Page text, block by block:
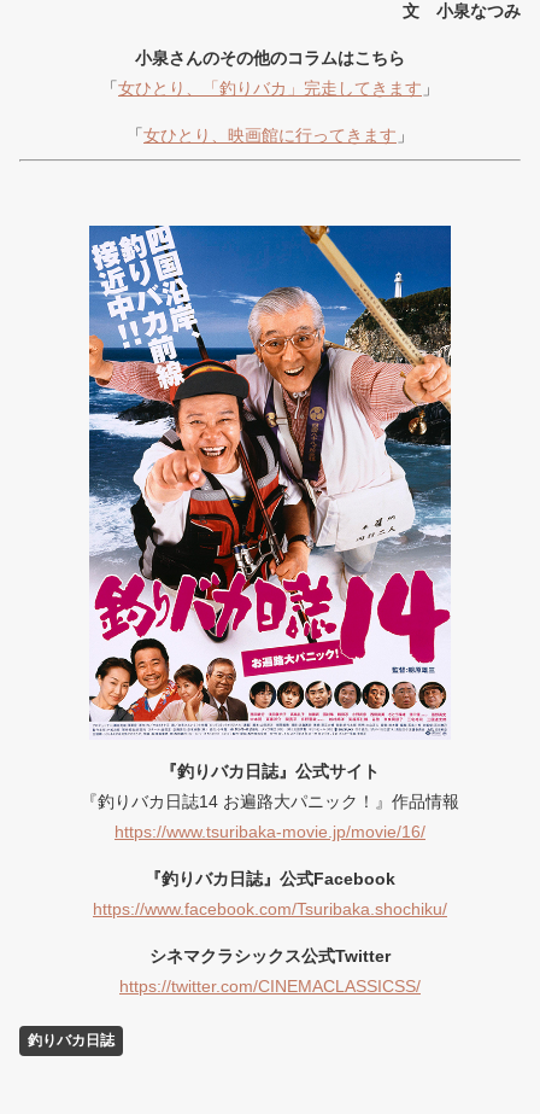
文 小泉なつみ
小泉さんのその他のコラムはこちら
「女ひとり、「釣りバカ」完走してきます 」
「女ひとり、映画館に行ってきます 」
『釣りバカ日誌』公式サイト
『釣りバカ日誌14 お遍路大パニック！』作品情報
https://www.tsuribaka-movie.jp/movie/16/
『釣りバカ日誌』公式Facebook
https://www.facebook.com/Tsuribaka.shochiku/
シネマクラシックス公式Twitter
https://twitter.com/CINEMACLASSICSS/
釣りバカ日誌